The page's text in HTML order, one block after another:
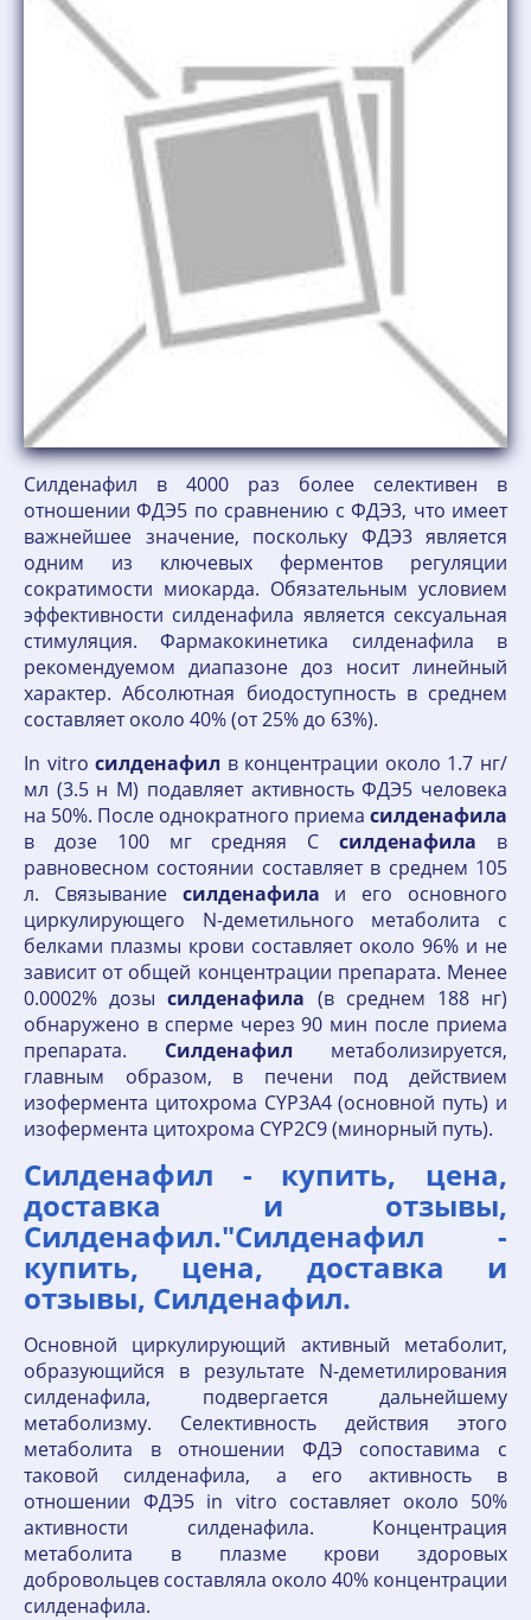
Силденафил в 4000 раз более селективен в
отношении ФДЭ5 по сравнению с ФДЭ3, что имеет
важнейшее значение, поскольку ФДЭ3 является
одним из ключевых ферментов регуляции
сократимости миокарда. Обязательным условием
эффективности силденафила является сексуальная
стимуляция. Фармакокинетика силденафила в
рекомендуемом диапазоне доз носит линейный
характер. Абсолютная биодоступность в среднем
составляет около 40% (от 25% до 63%).
In vitroсилденафил в концентрации около 1.7 нг/
мл (3.5 н М) подавляет активность ФДЭ5 человека
на 50%. После однократного приема силденафила
в дозе 100 мг средняя Cсилденафила в
равновесном состоянии составляет в среднем 105
л. Связывание силденафила и его основного
циркулирующего N-деметильного метаболита с
белками плазмы крови составляет около 96% и не
зависит от общей концентрации препарата. Менее
0.0002% дозысилденафила (в среднем 188 нг)
обнаружено в сперме через 90 мин после приема
препарата. Силденафил метаболизируется,
главным образом, в печени под действием
изофермента цитохрома CYP3A4 (основной путь) и
изофермента цитохрома CYP2C9 (минорный путь).
Силденафил - купить, цена,
доставка и отзывы,
Силденафил."Силденафил -
купить, цена, доставка и
отзывы, Силденафил.
Основной циркулирующий активный метаболит,
образующийся в результате N-деметилирования
силденафила, подвергается дальнейшему
метаболизму. Селективность действия этого
метаболита в отношении ФДЭ сопоставима с
таковой силденафила, а его активность в
отношении ФДЭ5 in vitro составляет около 50%
активности силденафила. Концентрация
метаболита в плазме крови здоровых
добровольцев составляла около 40% концентрации
силденафила.